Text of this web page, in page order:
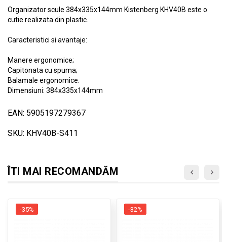
Organizator scule 384x335x144mm Kistenberg KHV40B este o
cutie realizata din plastic.
Caracteristici si avantaje:
Manere ergonomice;
Capitonata cu spuma;
Balamale ergonomice.
Dimensiuni: 384x335x144mm
EAN: 5905197279367
SKU: KHV40B-S411
ÎTI MAI RECOMANDĂM
-35% -32%